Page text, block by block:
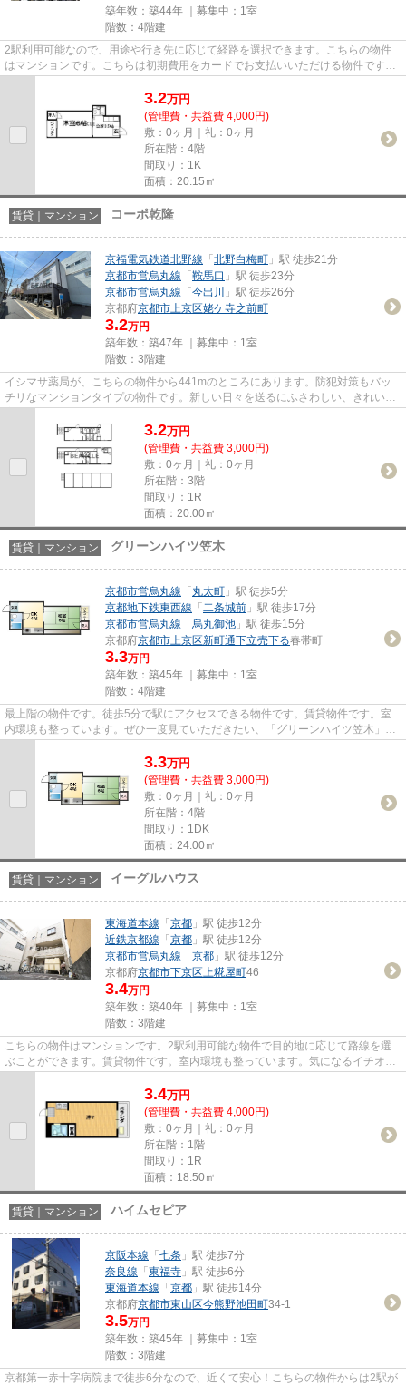
築年数：築44年 ｜募集中： 1室
階数：4階建
2駅利用可能なので、用途や行き先に応じて経路を選択できます。こちらの物件
はマンションです。こちらは初期費用をカードでお支払いいただける物件です。
3.2万円
(管理費・共益費 4,000円)
敷：0ヶ月｜礼：0ヶ月
所在階：4階
間取り：1K
面積：20.15㎡
賃貸｜マンション コーポ乾隆
京福電気鉄道北野線 「 北野白梅町 」駅 徒歩21分
京都市営烏丸線 「 鞍馬口 」駅 徒歩23分
京都市営烏丸線 「 今出川
」駅 徒歩26分
京都府京都市上京区姥ケ寺之前町
3.2万円
築年数：築47年 ｜募集中： 1室
階数：3階建
イシマサ薬局が、こちらの物件から441mのところにあります。防犯対策もバッ
チリなマンションタイプの物件です。新しい日々を送るにふさわしい、きれいな
3.2万円
(管理費・共益費 3,000円)
敷：0ヶ月｜礼：0ヶ月
所在階：3階
間取り：1R
面積：20.00㎡
賃貸｜マンション グリーンハイツ笠木
京都市営烏丸線 「 丸太町 」駅 徒歩5分
京都地下鉄東西線 「 二条城前 」駅 徒歩17分
京都市営烏丸線 「 烏丸御池 」駅 徒歩15分
京都府京都市上京区新町通下立売下る春帯町
3.3万円
築年数：築45年 ｜募集中： 1室
階数：4階建
最上階の物件です。徒歩5分で駅にアクセスできる物件です。賃貸物件です。室
内環境も整っています。ぜひ一度見ていただきたい、「グリーンハイツ笠木」で
3.3万円
(管理費・共益費 3,000円)
敷：0ヶ月｜礼：0ヶ月
所在階：4階
間取り：1DK
面積：24.00㎡
賃貸｜マンション イーグルハウス
東海道本線 「 京都 」駅 徒歩12分
近鉄京都線 「 京都 」駅 徒歩12分
京都市営烏丸線 「 京都 」駅 徒歩12分
京都府京都市下京区上糀屋町46
3.4万円
築年数：築40年 ｜募集中： 1室
階数：3階建
こちらの物件はマンションです。2駅利用可能な物件で目的地に応じて路線を選
ぶことができます。賃貸物件です。室内環境も整っています。気になるイチオシ
3.4万円
(管理費・共益費 4,000円)
敷：0ヶ月｜礼：0ヶ月
所在階：1階
間取り：1R
面積：18.50㎡
賃貸｜マンション ハイムセピア
京阪本線 「 七条 」駅 徒歩7分
奈良線 「 東福寺 」駅 徒歩6分
東海道本線 「 京都 」駅 徒歩14分
京都府京都市東山区今熊野池田町34-1
3.5万円
築年数：築45年 ｜募集中： 1室
階数：3階建
京都第一赤十字病院まで徒歩6分なので、近くて安心！こちらの物件からは2駅が